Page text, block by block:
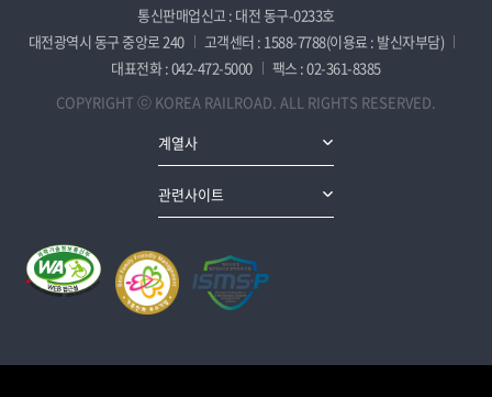
통신판매업신고 : 대전 동구-0233호
대전광역시 동구 중앙로 240
고객센터 : 1588-7788(이용료 : 발신자부담)
대표전화 : 042-472-5000
팩스 : 02-361-8385
COPYRIGHT ⓒ KOREA RAILROAD. ALL RIGHTS RESERVED.
계열사
관련사이트